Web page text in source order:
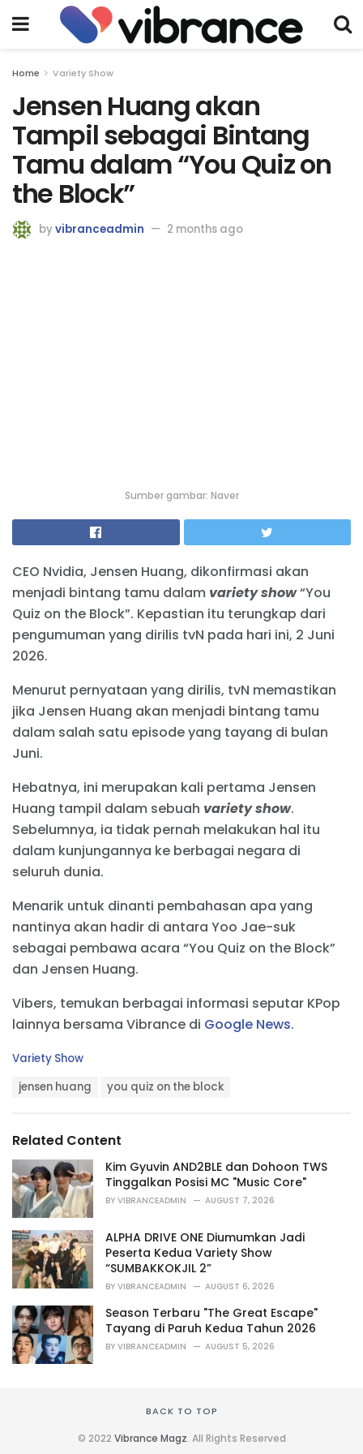
Home Variety Show
Jensen Huang akan
Tampil sebagai Bintang
Tamu dalam “You Quiz on
the Block”
byvibranceadmin 2 months ago
Sumber gambar: Naver
CEO Nvidia, Jensen Huang, dikonfirmasi akan
menjadi bintang tamu dalam variety show“You
Quiz on the Block”. Kepastian itu terungkap dari
pengumuman yang dirilis tvN pada hari ini, 2 Juni
2026.
Menurut pernyataan yang dirilis, tvN memastikan
jika Jensen Huang akan menjadi bintang tamu
dalam salah satu episode yang tayang di bulan
Juni.
Hebatnya, ini merupakan kali pertama Jensen
Huang tampil dalam sebuah variety show.
Sebelumnya, ia tidak pernah melakukan hal itu
dalam kunjungannya ke berbagai negara di
seluruh dunia.
Menarik untuk dinanti pembahasan apa yang
nantinya akan hadir di antara Yoo Jae-suk
sebagai pembawa acara “You Quiz on the Block”
dan Jensen Huang.
Vibers, temukan berbagai informasi seputar KPop
lainnya bersama Vibrance di Google News.
C
r
i
e
s
:
Variety Show
a
:
jensen huang you quiz on the block
Related Content
Kim Gyuvin AND2BLE dan Dohoon TWS
Tinggalkan Posisi MC "Music Core"
BY VIBRANCEADMIN AUGUST 7, 2026
ALPHA DRIVE ONE Diumumkan Jadi
Peserta Kedua Variety Show
“SUMBAKKOKJIL 2”
BY VIBRANCEADMIN AUGUST 6, 2026
Season Terbaru "The Great Escape"
Tayang di Paruh Kedua Tahun 2026
BY VIBRANCEADMIN AUGUST 5, 2026
BACK TO TOP
© 2022 Vibrance Magz. All Rights Reserved